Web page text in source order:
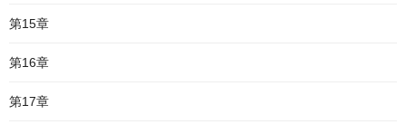
第15章
第16章
第17章